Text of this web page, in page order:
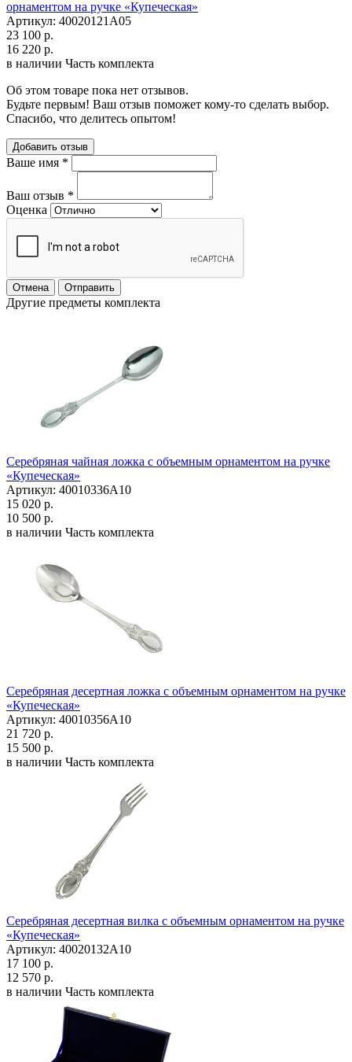
орнаментом на ручке «Купеческая»
Артикул: 40020121А05
23 100 р.
16 220 р.
в наличии Часть комплекта
Об этом товаре пока нет отзывов.
Будьте первым! Ваш отзыв поможет кому-то сделать выбор.
Спасибо, что делитесь опытом!
Добавить отзыв
Ваше имя *
Ваш отзыв *
Оценка
Отмена Отправить
Другие предметы комплекта
Серебряная чайная ложка с объемным орнаментом на ручке
«Купеческая»
Артикул: 40010336А10
15 020 р.
10 500 р.
в наличии Часть комплекта
Серебряная десертная ложка с объемным орнаментом на ручке
«Купеческая»
Артикул: 40010356А10
21 720 р.
15 500 р.
в наличии Часть комплекта
Серебряная десертная вилка с объемным орнаментом на ручке
«Купеческая»
Артикул: 40020132А10
17 100 р.
12 570 р.
в наличии Часть комплекта